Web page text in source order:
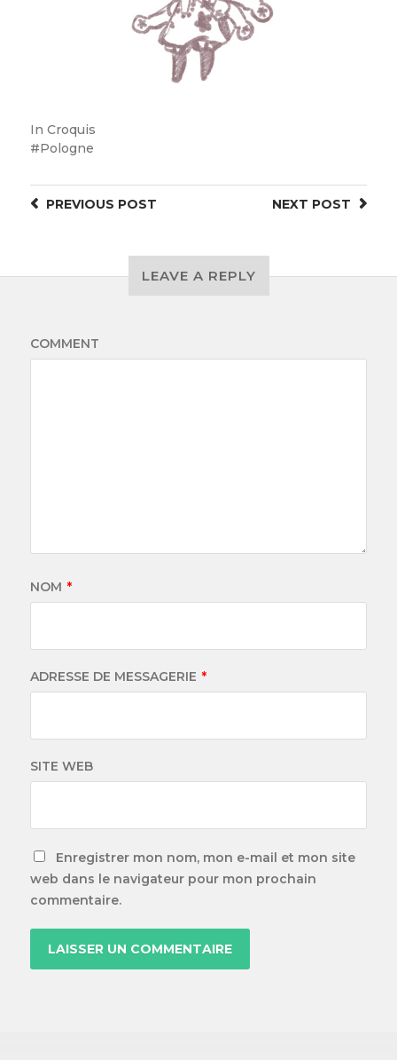
In Croquis
Pologne
NEXT POST
PREVIOUS POST
LEAVE A REPLY
COMMENT
NOM *
ADRESSE DE MESSAGERIE *
SITE WEB
Enregistrer mon nom, mon e-mail et mon site
web dans le navigateur pour mon prochain
commentaire.